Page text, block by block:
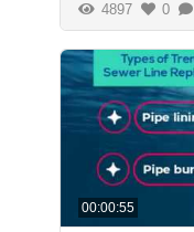
4897 0
00:00:55